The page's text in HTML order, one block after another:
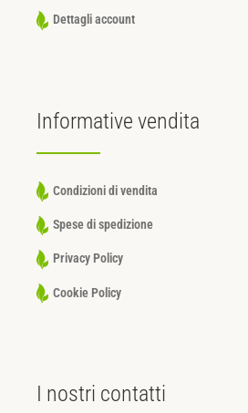
Dettagli account
Informative vendita
Condizioni di vendita
Spese di spedizione
Privacy Policy
Cookie Policy
I nostri contatti